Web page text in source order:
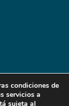
condiciones de
servicios a
sujeta al